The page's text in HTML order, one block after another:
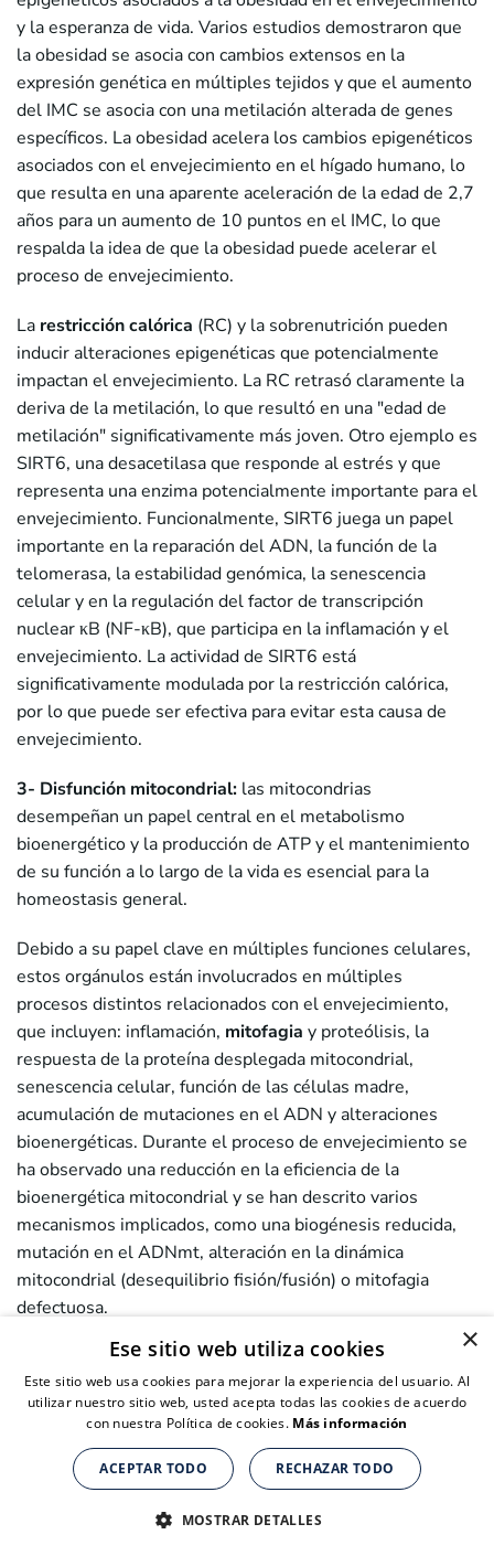
Suplementos nutricionales para personas de + de 40 años
CLICK AQUÍ PARA COMPRAR
y la esperanza de vida. Varios estudios demostraron que
la obesidad se asocia con cambios extensos en la
expresión genética en múltiples tejidos y que el aumento
del IMC se asocia con una metilación alterada de genes
específicos. La obesidad acelera los cambios epigenéticos
asociados con el envejecimiento en el hígado humano, lo
que resulta en una aparente aceleración de la edad de 2,7
años para un aumento de 10 puntos en el IMC, lo que
respalda la idea de que la obesidad puede acelerar el
proceso de envejecimiento.
La restricción calórica (RC) y la sobrenutrición pueden
inducir alteraciones epigenéticas que potencialmente
impactan el envejecimiento. La RC retrasó claramente la
deriva de la metilación, lo que resultó en una "edad de
metilación" significativamente más joven. Otro ejemplo es
SIRT6, una desacetilasa que responde al estrés y que
representa una enzima potencialmente importante para el
envejecimiento. Funcionalmente, SIRT6 juega un papel
importante en la reparación del ADN, la función de la
telomerasa, la estabilidad genómica, la senescencia
celular y en la regulación del factor de transcripción
nuclear κB (NF-κB), que participa en la inflamación y el
envejecimiento. La actividad de SIRT6 está
significativamente modulada por la restricción calórica,
por lo que puede ser efectiva para evitar esta causa de
envejecimiento.
3- Disfunción mitocondrial: las mitocondrias
desempeñan un papel central en el metabolismo
bioenergético y la producción de ATP y el mantenimiento
de su función a lo largo de la vida es esencial para la
homeostasis general.
Debido a su papel clave en múltiples funciones celulares,
estos orgánulos están involucrados en múltiples
procesos distintos relacionados con el envejecimiento,
que incluyen: inflamación, mitofagia y proteólisis, la
respuesta de la proteína desplegada mitocondrial,
senescencia celular, función de las células madre,
acumulación de mutaciones en el ADN y alteraciones
bioenergéticas. Durante el proceso de envejecimiento se
ha observado una reducción en la eficiencia de la
bioenergética mitocondrial y se han descrito varios
mecanismos implicados, como una biogénesis reducida,
mutación en el ADNmt, alteración en la dinámica
mitocondrial (desequilibrio fisión/fusión) o mitofagia
defectuosa.
Tanto el consumo excesivo de nutrientes como la
obesidad se han relacionado con disfunciones
mitocondriales. El consumo excesivo de nutrientes afecta
metabolismo de los nutrientes: tejido adiposo, hígado y
músculo esquelético. La ingesta excesiva de nutrientes
también aumenta la concentración de ácidos grasos libres
Suplementos nutricionales para personas de + de 40 años
CLICK AQUÍ PARA COMPRAR
Suplementos nutricionales para personas de + de 40 años
CLICK AQUÍ PARA COMPRAR
×
Ese sitio web utiliza cookies
Este sitio web usa cookies para mejorar la experiencia del usuario. Al
utilizar nuestro sitio web, usted acepta todas las cookies de acuerdo
con nuestra Política de cookies. Más información
ACEPTAR TODO RECHAZAR TODO
MOSTRAR DETALLES